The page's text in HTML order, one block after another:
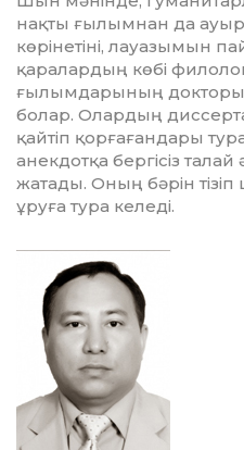
нақты ғылымнан да ауыр
көрінетіні, лауазымын
қаралардың көбі
ғылымда­ры­ның докторы
болар. Олардың
қайтіп қорғағандары
анекдотқа бергісіз
жатады. Оның бәрін
ұруға тура келеді.